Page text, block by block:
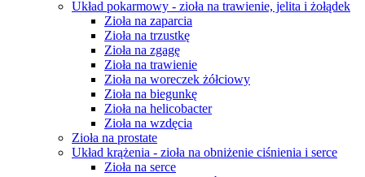
Układ pokarmowy - zioła na trawienie, jelita i żołądek
Zioła na zaparcia
Zioła na trzustkę
Zioła na zgagę
Zioła na trawienie
Zioła na woreczek żółciowy
Zioła na biegunkę
Zioła na helicobacter
Zioła na wzdęcia
Zioła na prostate
Układ krążenia - zioła na obniżenie ciśnienia i serce
Zioła na serce